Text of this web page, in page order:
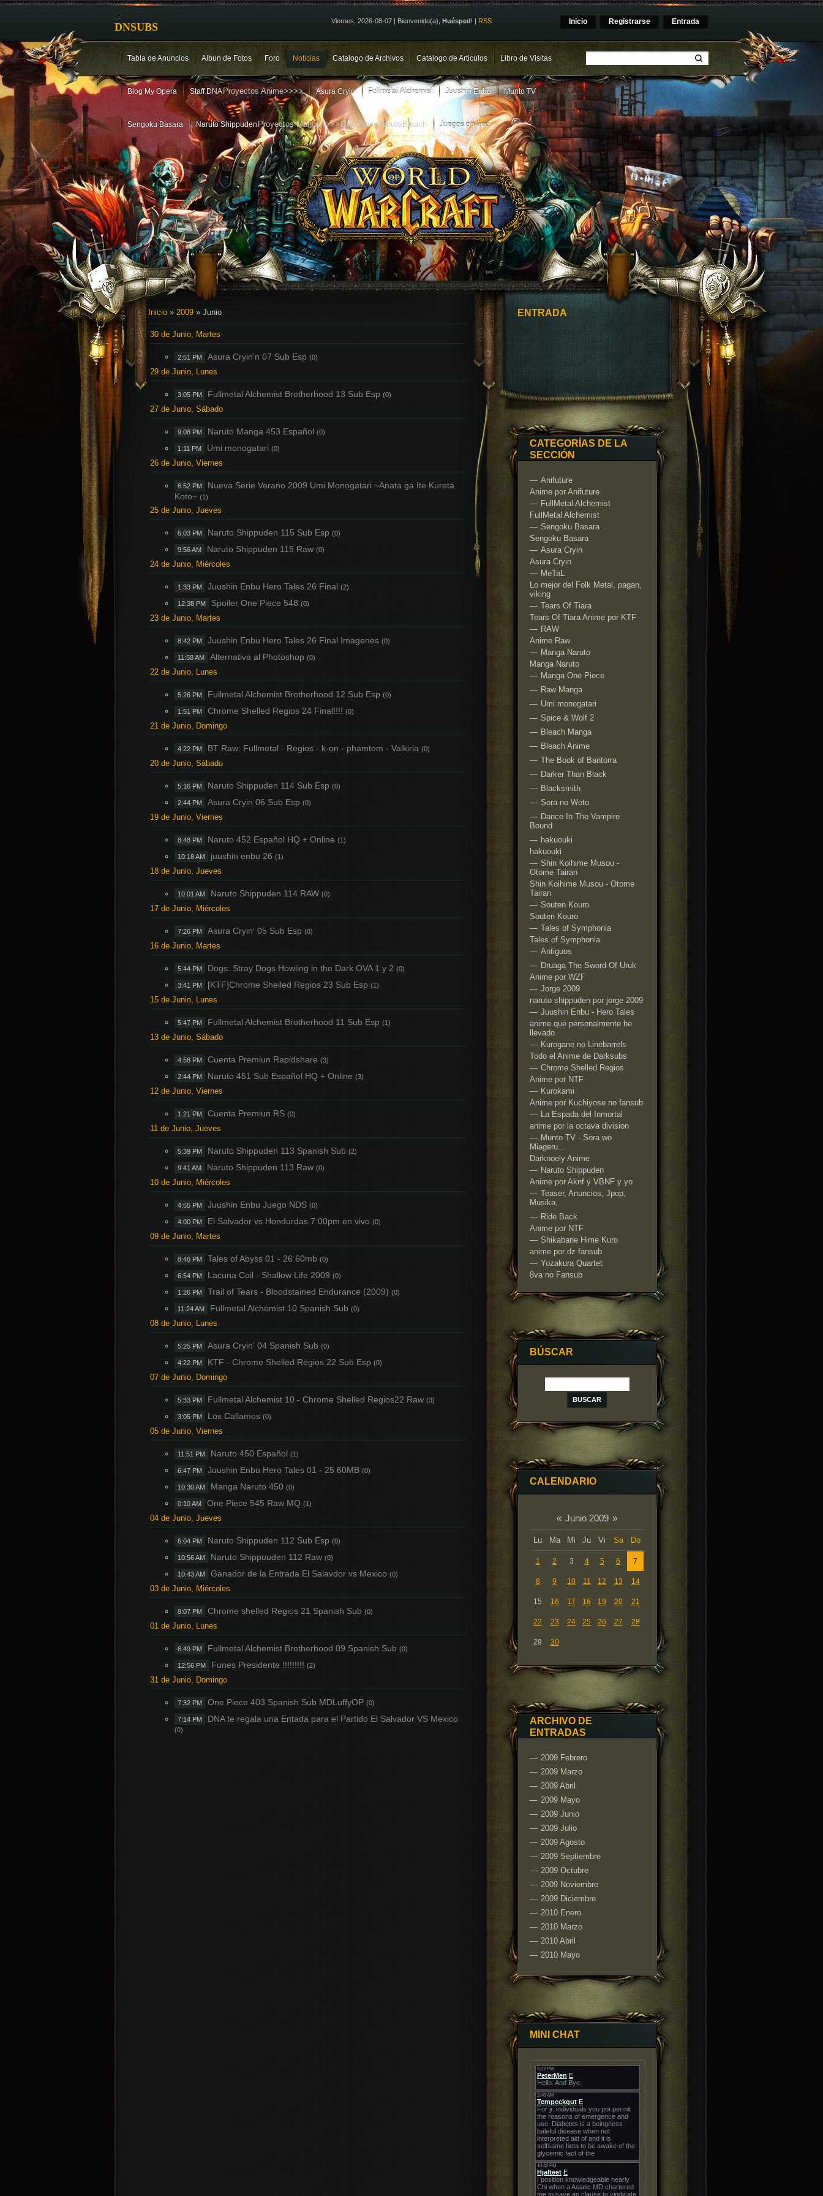
DNSUBS Viernes, 2026-08-07 | Bienvenido(a) Huésped! | RSS Inicio Registrarse Entrada
Tabla de Anuncios Albun de Fotos Foro Noticias Catalogo de Archivos Catalogo de Articulos Libro de Visitas
Blog My Opera Staff DNAProyectos Anime>>>> Asura Cryin Fullmetal Alchemist Juushin Enbu Munto TV
Sengoku Basara Naruto Shippuden Proyectos Manga>>>>One PieceNaruto Bleach Juegos on-line
Inicio » 2009 » Junio
30 de Junio, Martes
2:51 PM Asura Cryin'n 07 Sub Esp (0)
29 de Junio, Lunes
3:05 PM Fullmetal Alchemist Brotherhood 13 Sub Esp (0)
27 de Junio, Sábado
9:08 PM Naruto Manga 453 Español (0)
1:11 PM Umi monogatari (0)
26 de Junio, Viernes
6:52 PM
Nueva Serie Verano 2009 Umi Monogatari ~Anata ga Ite Kureta
Koto~ (1)
25 de Junio, Jueves
6:03 PM Naruto Shippuden 115 Sub Esp (0)
9:56 AM Naruto Shippuden 115 Raw (0)
24 de Junio, Miércoles
1:33 PM Juushin Enbu Hero Tales 26 Final (2)
12:38 PM Spoiler One Piece 548 (0)
23 de Junio, Martes
8:42 PM Juushin Enbu Hero Tales 26 Final Imagenes (0)
11:58 AM Alternativa al Photoshop (0)
22 de Junio, Lunes
5:26 PM Fullmetal Alchemist Brotherhood 12 Sub Esp (0)
1:51 PM Chrome Shelled Regios 24 Final!!!! (0)
21 de Junio, Domingo
4:22 PM BT Raw: Fullmetal - Regios - k-on - phamtom - Valkiria (0)
20 de Junio, Sábado
5:16 PM Naruto Shippuden 114 Sub Esp (0)
2:44 PM Asura Cryin 06 Sub Esp (0)
19 de Junio, Viernes
8:48 PM Naruto 452 Español HQ + Online (1)
10:18 AM juushin enbu 26 (1)
18 de Junio, Jueves
10:01 AM Naruto Shippuden 114 RAW (0)
17 de Junio, Miércoles
7:26 PM Asura Cryin' 05 Sub Esp (0)
16 de Junio, Martes
5:44 PM Dogs: Stray Dogs Howling in the Dark OVA 1 y 2 (0)
3:41 PM [KTF]Chrome Shelled Regios 23 Sub Esp (1)
15 de Junio, Lunes
5:47 PM Fullmetal Alchemist Brotherhood 11 Sub Esp (1)
13 de Junio, Sábado
4:58 PM Cuenta Premiun Rapidshare (3)
2:44 PM Naruto 451 Sub Español HQ + Online (3)
12 de Junio, Viernes
1:21 PM Cuenta Premiun RS (0)
11 de Junio, Jueves
5:39 PM Naruto Shippuden 113 Spanish Sub (2)
9:41 AM Naruto Shippuden 113 Raw (0)
10 de Junio, Miércoles
4:55 PM Juushin Enbu Juego NDS (0)
4:00 PM El Salvador vs Hondurdas 7:00pm en vivo (0)
09 de Junio, Martes
8:46 PM Tales of Abyss 01 - 26 60mb (0)
6:54 PM Lacuna Coil - Shallow Life 2009 (0)
1:26 PM Trail of Tears - Bloodstained Endurance (2009) (0)
11:24 AM Fullmetal Alchemist 10 Spanish Sub (0)
08 de Junio, Lunes
5:25 PM Asura Cryin' 04 Spanish Sub (0)
4:22 PM KTF - Chrome Shelled Regios 22 Sub Esp (0)
07 de Junio, Domingo
5:33 PM Fullmetal Alchemist 10 - Chrome Shelled Regios22 Raw (3)
3:05 PM Los Callamos (0)
05 de Junio, Viernes
11:51 PM Naruto 450 Español (1)
6:47 PM Juushin Enbu Hero Tales 01 - 25 60MB (0)
10:30 AM Manga Naruto 450 (0)
0:10 AM One Piece 545 Raw MQ (1)
04 de Junio, Jueves
6:04 PM Naruto Shippuden 112 Sub Esp (0)
10:56 AM Naruto Shippuuden 112 Raw (0)
10:43 AM Ganador de la Entrada El Salavdor vs Mexico (0)
03 de Junio, Miércoles
8:07 PM Chrome shelled Regios 21 Spanish Sub (0)
01 de Junio, Lunes
6:49 PM Fullmetal Alchemist Brotherhood 09 Spanish Sub (0)
12:56 PM Funes Presidente !!!!!!!!! (2)
31 de Junio, Domingo
7:32 PM One Piece 403 Spanish Sub MDLuffyOP (0)
7:14 PM DNA te regala una Entada para el Partido El Salvador VS Mexico
(0)
ENTRADA
CATEGORÍAS DE LA
SECCIÓN
Anifuture
Anime por Anifuture
FullMetal Alchemist
FullMetal Alchemist
Sengoku Basara
Sengoku Basara
Asura Cryin
Asura Cryin
MeTaL
Lo mejor del Folk Metal, pagan,
viking
Tears Of Tiara
Tears Of Tiara Anime por KTF
RAW
Anime Raw
Manga Naruto
Manga Naruto
Manga One Piece
Raw Manga
Umi monogatari
Spice & Wolf 2
Bleach Manga
Bleach Anime
The Book of Bantorra
Darker Than Black
Blacksmith
Sora no Woto
Dance In The Vampire
Bound
hakuouki
hakuouki
Shin Koihime Musou -
Otome Tairan
Shin Koihime Musou - Otome
Tairan
Souten Kouro
Souten Kouro
Tales of Symphonia
Tales of Symphonia
Antiguos
Druaga The Sword Of Uruk
Anime por WZF
Jorge 2009
naruto shippuden por jorge 2009
Juushin Enbu - Hero Tales
anime que personalmente he
llevado
Kurogane no Linebarrels
Todo el Anime de Darksubs
Chrome Shelled Regios
Anime por NTF
Kurokami
Anime por Kuchiyose no fansub
La Espada del Inmortal
anime por la octava division
Munto TV - Sora wo
Miageru...
Darknoely Anime
Naruto Shippuden
Anime por Aknf y VBNF y yo
Teaser, Anuncios, Jpop,
Musika,
Ride Back
Anime por NTF
Shikabane Hime Kuro
anime por dz fansub
Yozakura Quartet
8va no Fansub
BÚSCAR
CALENDARIO
« Junio 2009 »
Lu Ma Mi Ju Vi Sa Do
1 2 3 4 5 6 7
8 9 10 11 12 13 14
15 16 17 18 19 20 21
22 23 24 25 26 27 28
29 30
ARCHIVO DE
ENTRADAS
2009 Febrero
2009 Marzo
2009 Abril
2009 Mayo
2009 Junio
2009 Julio
2009 Agosto
2009 Septiembre
2009 Octubre
2009 Noviembre
2009 Diciembre
2010 Enero
2010 Marzo
2010 Abril
2010 Mayo
MINI CHAT